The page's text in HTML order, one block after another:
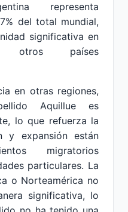
representa
del total mundial,
significativa en
otros países
en otras regiones,
Aquillue es
lo que refuerza la
y expansión están
migratorios
particulares. La
o Norteamérica no
significativa, lo